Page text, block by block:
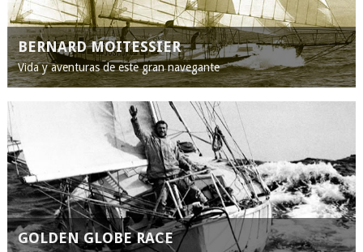
BERNARD MOITESSIER
Vida y aventuras de este gran navegante
GOLDEN GLOBE RACE